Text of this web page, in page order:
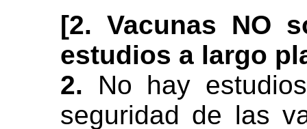
[2. Vacunas NO
estudios a largo
2. No hay
seguridad de las